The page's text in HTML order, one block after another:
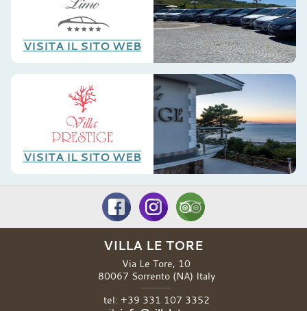
VISITA IL SITO WEB
VISITA IL SITO WEB
VILLA LE TORE
Via Le Tore, 10
80067 Sorrento (NA) Italy
tel: +39 331 107 3352